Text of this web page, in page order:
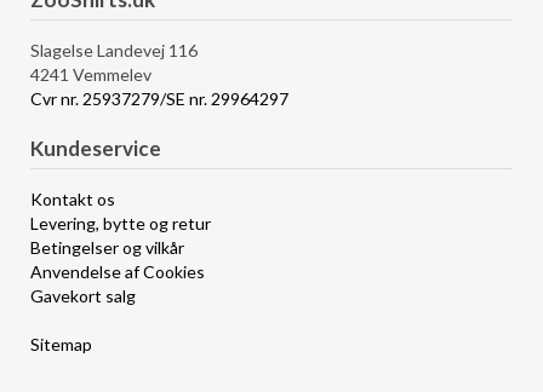
Slagelse Landevej 116
4241 Vemmelev
Cvr nr. 25937279/SE nr. 29964297
Kundeservice
Kontakt os
Levering, bytte og retur
Betingelser og vilkår
Anvendelse af Cookies
Gavekort salg
Sitemap